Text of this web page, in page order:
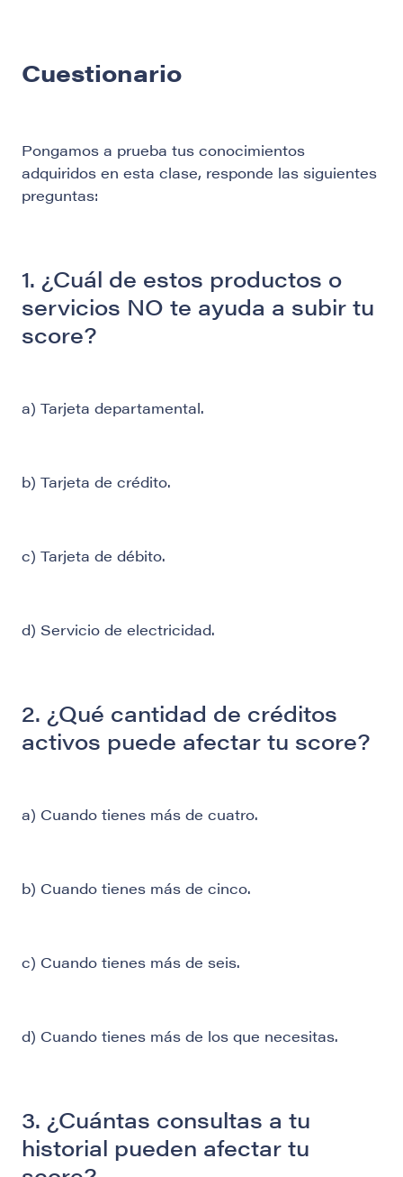
Cuestionario
Pongamos a prueba tus conocimientos
adquiridos en esta clase, responde las siguientes
preguntas:
1. ¿Cuál de estos productos o
servicios NO te ayuda a subir tu
score?
a) Tarjeta departamental.
b) Tarjeta de crédito.
c) Tarjeta de débito.
d) Servicio de electricidad.
2. ¿Qué cantidad de créditos
activos puede afectar tu score?
a) Cuando tienes más de cuatro.
b) Cuando tienes más de cinco.
c) Cuando tienes más de seis.
d) Cuando tienes más de los que necesitas.
3. ¿Cuántas consultas a tu
historial pueden afectar tu